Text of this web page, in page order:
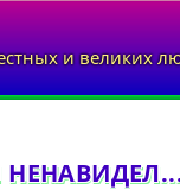
и великих